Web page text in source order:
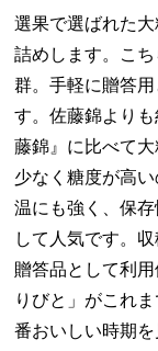
選果で選ばれた
詰めします。こ
群。手軽に贈答
す。佐藤錦より
藤錦』に比べて
少なく糖度が高
温にも強く、保
して人気です。
贈答品として利
りびと」がこれ
番おいしい時期